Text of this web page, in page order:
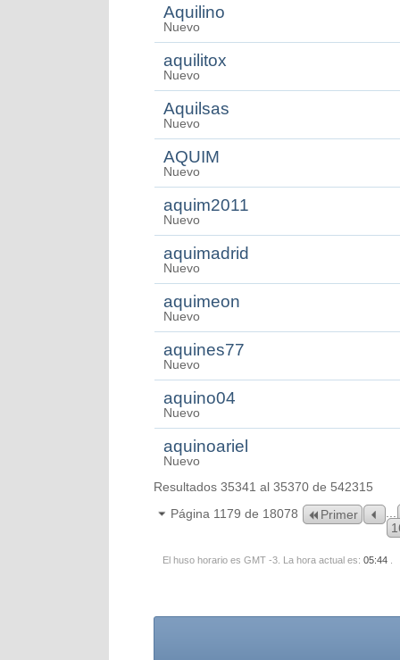
Aquilino
Nuevo
aquilitox
Nuevo
Aquilsas
Nuevo
AQUIM
Nuevo
aquim2011
Nuevo
aquimadrid
Nuevo
aquimeon
Nuevo
aquines77
Nuevo
aquino04
Nuevo
aquinoariel
Nuevo
Resultados 35341 al 35370 de 542315
Página 1179 de 18078
Primer
El huso horario es GMT -3. La hora actual es: 05:44